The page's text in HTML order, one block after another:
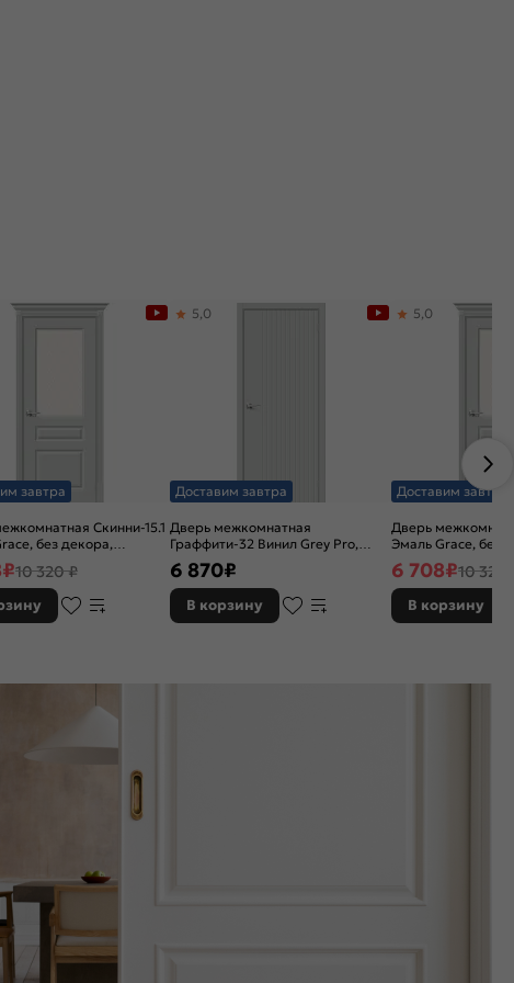
завтра
Скинни-15.1
без декора,
white сrystal, без
₽10 320 ₽
Доставим завтра
Дверь межкомнатная
Граффити-32 Винил Grey Pro,
глухая, каркасно-щитовая
5,0
6 870₽
В корзину
Доставим завтра
Дверь
Эмаль Grace, без
остекленная,
кромки, скиновая
5,0
6 708₽10 320
В корзину